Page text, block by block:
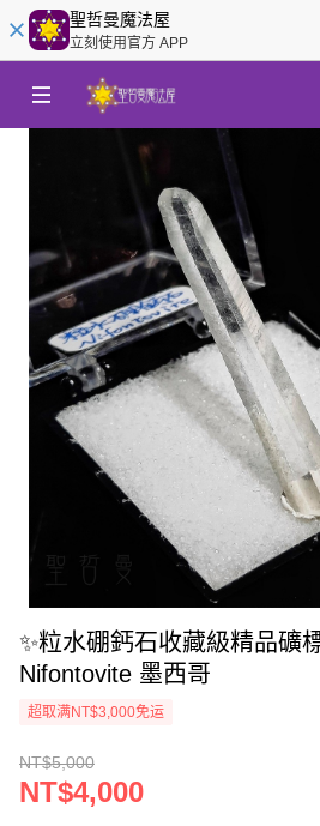
聖哲曼魔法屋
立刻使用官方 APP
✨粒水硼鈣石收藏級精品礦
Nifontovite 墨西哥
超取满NT$3,000免运
NT$5,000
NT$4,000